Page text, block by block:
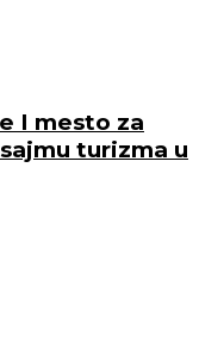
I mesto za
turizma u